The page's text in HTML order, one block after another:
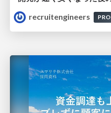
recruitengineers
PRO